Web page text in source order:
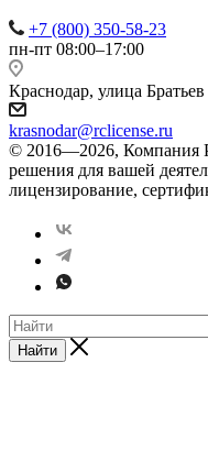
+7 (800) 350-58-23
пн-пт 08:00–17:00
Краснодар, улица
krasnodar@rclicense.ru
© 2016—2026,
решения для вашей
лицензирование,
Найти